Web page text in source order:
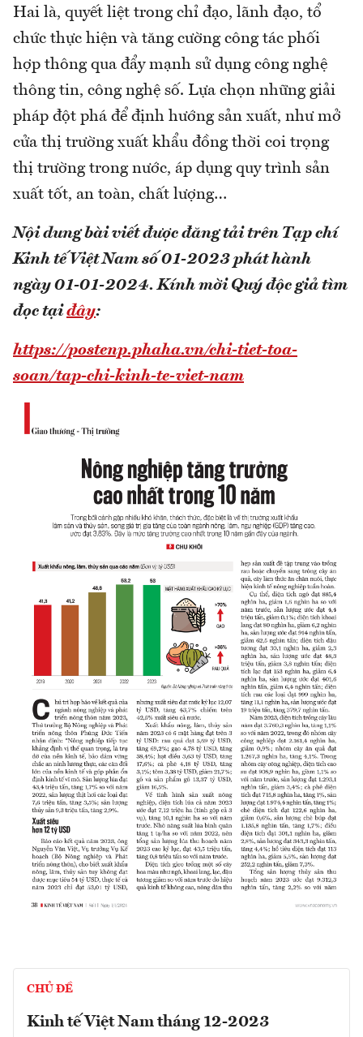
Hai là, quyết liệt trong chỉ đạo, lãnh đạo, tổ
chức thực hiện và tăng cường công tác phối
hợp thông qua đẩy mạnh sử dụng công nghệ
thông tin, công nghệ số. Lựa chọn những giải
pháp đột phá để định hướng sản xuất, như mở
cửa thị trường xuất khẩu đồng thời coi trọng
thị trường trong nước, áp dụng quy trình sản
xuất tốt, an toàn, chất lượng…
Nội dung bài viết được đăng tải trên Tạp chí
Kinh tế Việt Nam số 01-2023 phát hành
ngày 01-01-2024.Kính mời Quý độc giả tìm
đọc tại đây:
https://postenp.phaha.vn/chi-tiet-toa-
soan/tap-chi-kinh-te-viet-nam
CHỦ ĐỀ
Kinh tế Việt Nam tháng 12-2023